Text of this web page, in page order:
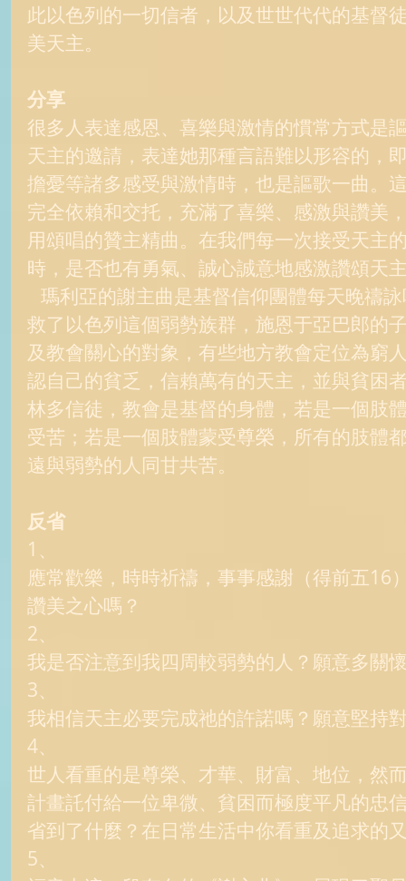
此以色列的一切信者，以及世世代代的基督
美天主。
分享
很多人表達感恩、喜樂與激情的慣常方式是
天主的邀請，表達她那種言語難以形容的，
擔憂等諸多感受與激情時，也是謳歌一曲。
完全依賴和交托，充滿了喜樂、感激與讚美
用頌唱的贊主精曲。在我們每一次接受天主
時，是否也有勇氣、誠心誠意地感激讚頌天
救了以色列這個弱勢族群，施恩于亞巴郎的
及教會關心的對象，有些地方教會定位為窮
認自己的貧乏，信賴萬有的天主，並與貧困
林多信徒，教會是基督的身體，若是一個肢
受苦；若是一個肢體蒙受尊榮，所有的肢體
遠與弱勢的人同甘共苦。
反省
1、
應常歡樂，時時祈禱，事事感謝（得前五16
讚美之心嗎？
2、
我是否注意到我四周較弱勢的人？願意多關
3、
我相信天主必要完成祂的許諾嗎？願意堅
4、
世人看重的是尊榮、才華、財富、地位，然
計畫託付給一位卑微、貧困而極度平凡的忠
省到了什麼？在日常生活中你看重及追求的
5、